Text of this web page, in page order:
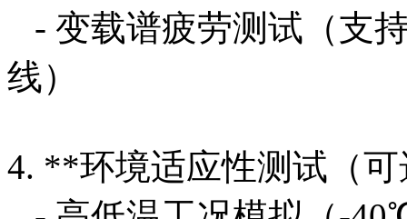
- 变载谱疲劳测试（支
线）
4. **环境适应性测试（